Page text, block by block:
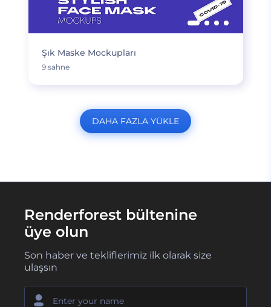
Şık Maske Mockupları
9 sahne
DAHA FAZLA YÜKLE
Renderforest bültenine
üye olun
Son haber ve tekliflerimiz ilk olarak size
ulaşsın